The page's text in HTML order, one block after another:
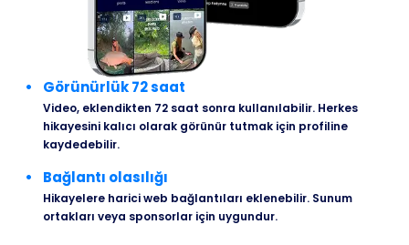
Görünürlük 72 saat
Video, eklendikten 72 saat sonra kullanılabilir. Herkes
hikayesini kalıcı olarak görünür tutmak için profiline
kaydedebilir.
Bağlantı olasılığı
Hikayelere harici web bağlantıları eklenebilir. Sunum
ortakları veya sponsorlar için uygundur.